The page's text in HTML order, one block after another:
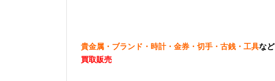
貴金属・ブランド・時計・金券・切手・古銭・工具など
買取販売